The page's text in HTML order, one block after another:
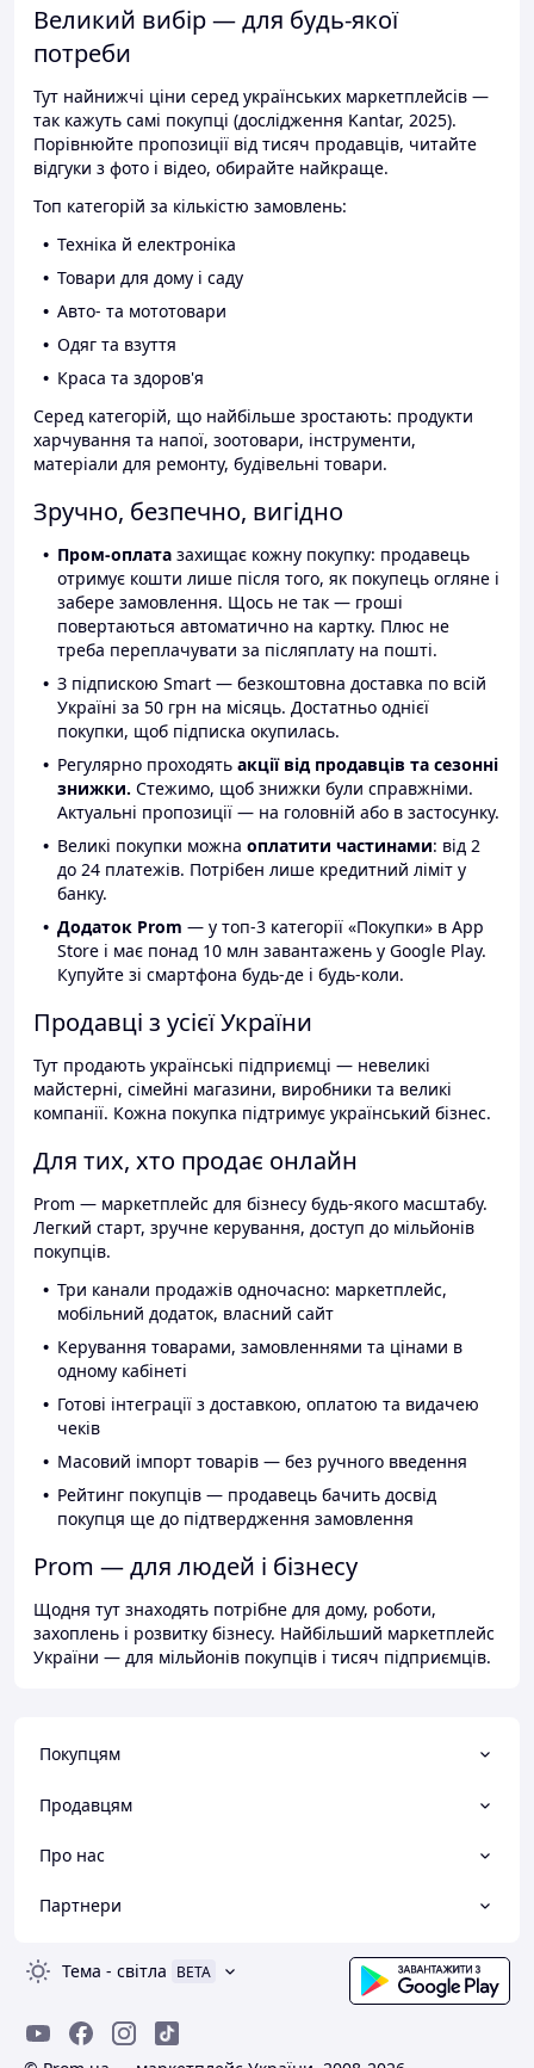
Великий вибір — для будь-якої
потреби
Тут найнижчі ціни серед українських маркетплейсів —
так кажуть самі покупці (дослідження Kantar, 2025).
Порівнюйте пропозиції від тисяч продавців, читайте
відгуки з фото і відео, обирайте найкраще.
Топ категорій за кількістю замовлень:
Техніка й електроніка
Товари для дому і саду
Авто- та мототовари
Одяг та взуття
Краса та здоров'я
Серед категорій, що найбільше зростають: продукти
харчування та напої, зоотовари, інструменти,
матеріали для ремонту, будівельні товари.
Зручно, безпечно, вигідно
Пром-оплата захищає кожну покупку: продавець
отримує кошти лише після того, як покупець огляне і
забере замовлення. Щось не так — гроші
повертаються автоматично на картку. Плюс не
треба переплачувати за післяплату на пошті.
З підпискою Smart — безкоштовна доставка по всій
Україні за 50 грн на місяць. Достатньо однієї
покупки, щоб підписка окупилась.
Регулярно проходять акції від продавців та сезонні
знижки. Стежимо, щоб знижки були справжніми.
Актуальні пропозиції — на головній або в застосунку.
Великі покупки можна оплатити частинами: від 2
до 24 платежів. Потрібен лише кредитний ліміт у
банку.
Додаток Prom — у топ-3 категорії «Покупки» в App
Store і має понад 10 млн завантажень у Google Play.
Купуйте зі смартфона будь-де і будь-коли.
Продавці з усієї України
Тут продають українські підприємці — невеликі
майстерні, сімейні магазини, виробники та великі
компанії. Кожна покупка підтримує український бізнес.
Для тих, хто продає онлайн
Prom — маркетплейс для бізнесу будь-якого масштабу.
Легкий старт, зручне керування, доступ до мільйонів
покупців.
Три канали продажів одночасно: маркетплейс,
мобільний додаток, власний сайт
Керування товарами, замовленнями та цінами в
одному кабінеті
Готові інтеграції з доставкою, оплатою та видачею
чеків
Масовий імпорт товарів — без ручного введення
Рейтинг покупців — продавець бачить досвід
покупця ще до підтвердження замовлення
Prom — для людей і бізнесу
Щодня тут знаходять потрібне для дому, роботи,
захоплень і розвитку бізнесу. Найбільший маркетплейс
України — для мільйонів покупців і тисяч підприємців.
Покупцям
Продавцям
Про нас
Партнери
Тема - світла BETA